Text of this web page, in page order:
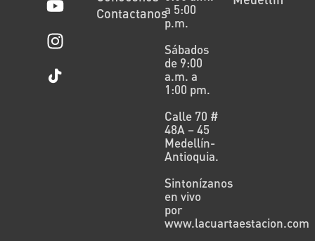
Contactanosa 5:00
p.m.
Sábados
de 9:00
a.m. a
1:00 pm.
Calle 70 #
48A – 45
Medellín-
Antioquia.
Sintonízanos
en vivo
por
www.lacuartaestacion.com